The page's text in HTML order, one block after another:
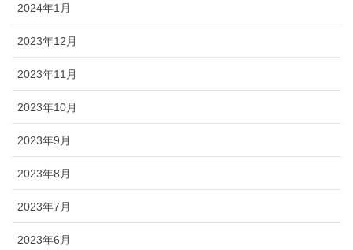
2024年1月
2023年12月
2023年11月
2023年10月
2023年9月
2023年8月
2023年7月
2023年6月